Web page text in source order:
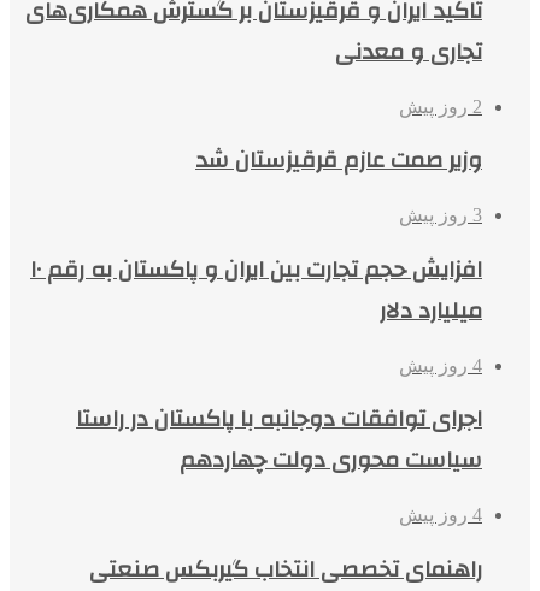
تاکید ایران و قرقیزستان بر گسترش همکاری‌های
تجاری و معدنی
2 روز پیش
وزیر صمت عازم قرقیزستان شد
3 روز پیش
افزایش حجم تجارت بین ایران و پاکستان به رقم ۱۰
میلیارد دلار
4 روز پیش
اجرای توافقات دوجانبه با پاکستان در راستا
سیاست محوری دولت چهاردهم
4 روز پیش
راهنمای تخصصی انتخاب گیربکس صنعتی